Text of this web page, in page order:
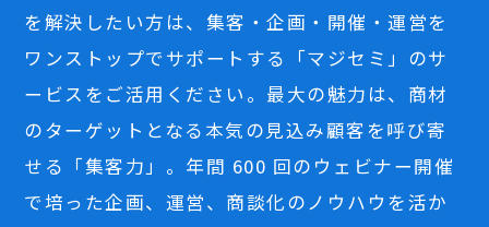
を解決したい方は、集客・企画・開催・運営を
ワンストップでサポートする「マジセミ」のサ
ービスをご活用ください。最大の魅力は、商材
のターゲットとなる本気の見込み顧客を呼び寄
せる「集客力」。年間 600 回のウェビナー開催
で培った企画、運営、商談化のノウハウを活か